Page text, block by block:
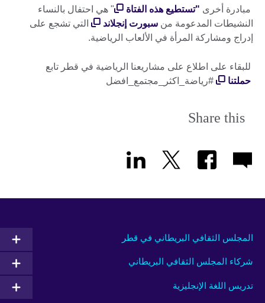
مبادرة أخرى "تستطيع هذه الفتاة
" هي احتفال بالنساء
النشيطات المدعومة من سبورت إنجلاند
التي تشجع على
إدراج ومشاركة المرأة في الألعاب الرياضية.
للبقاء على اطلاع على مشاريعنا الرياضية في قطر تابع
حملتنا
#رياضة_اكثر_مجتمع_افضل
Share this
المجلس الثقافي البريطاني في قطر
شركاء المجلس الثقافي البريطاني
تدريس اللغة الإنجليزية